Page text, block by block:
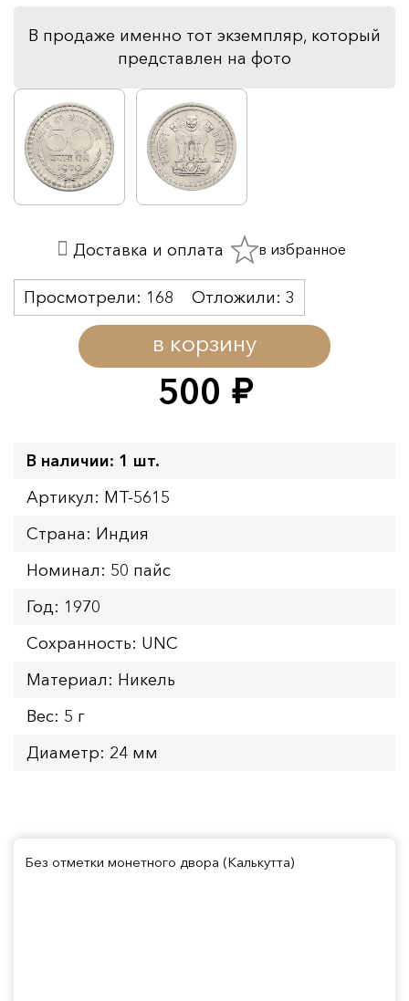
В продаже именно тот экземпляр, который
представлен на фото
500 руб.
в корзину
Просмотрели: 168 Отложили: 3
Доставка и оплата в избранное
В наличии: 1 шт.
Артикул: MT-5615
Страна: Индия
Номинал: 50 пайс
Год: 1970
Сохранность: UNC
Материал: Никель
Вес: 5 г
Диаметр: 24 мм
Без отметки монетного двора (Калькутта)